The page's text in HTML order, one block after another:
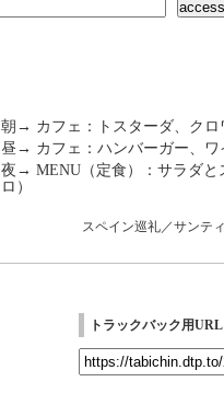
朝→ カフェ：トスターダ、クロ
昼→ カフェ：ハンバーガー、ワ
夜→ MENU（定食）：サラダと
ロ）
スペイン巡礼／サンテ
トラックバック用URL